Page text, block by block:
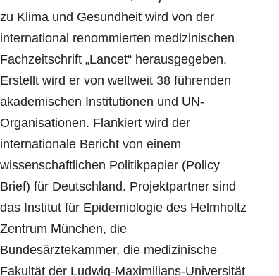
zu Klima und Gesundheit wird von der
international renommierten medizinischen
Fachzeitschrift „Lancet“ herausgegeben.
Erstellt wird er von weltweit 38 führenden
akademischen Institutionen und UN-
Organisationen. Flankiert wird der
internationale Bericht von einem
wissenschaftlichen Politikpapier (Policy
Brief) für Deutschland. Projektpartner sind
das Institut für Epidemiologie des Helmholtz
Zentrum München, die
Bundesärztekammer, die medizinische
Fakultät der Ludwig-Maximilians-Universität